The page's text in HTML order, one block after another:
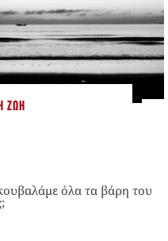
ΖΩΉ
όλα τα βάρη του